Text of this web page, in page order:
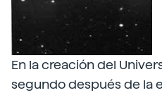
En la creación del
segundo después de la